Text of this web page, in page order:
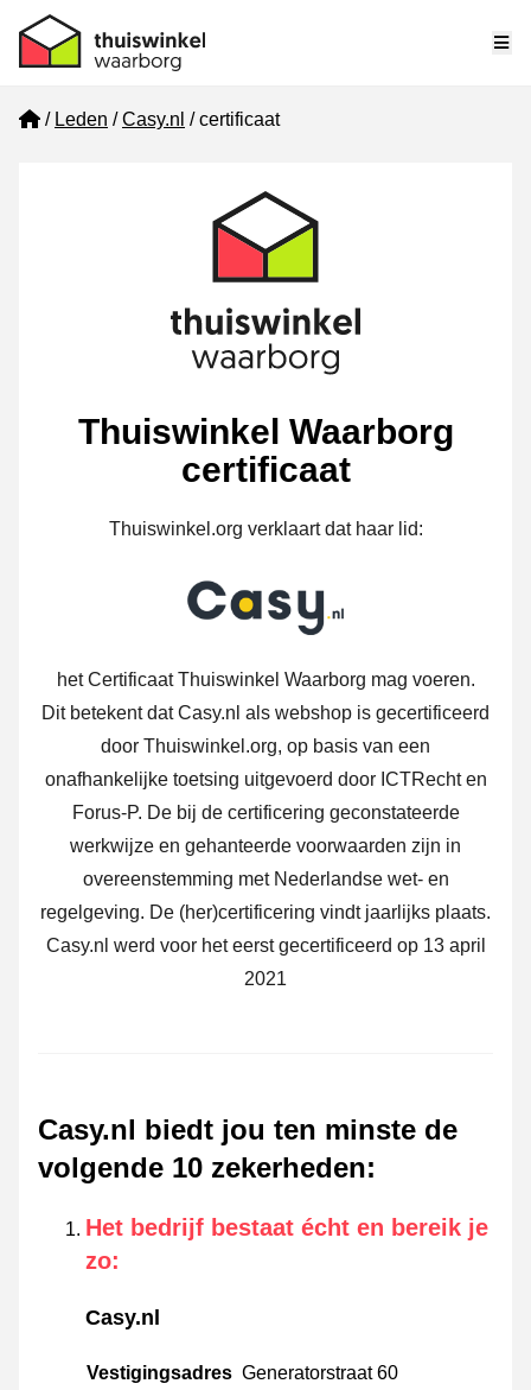
Home
Leden Casy.nl certificaat
Thuiswinkel Waarborg
certificaat
Thuiswinkel.org verklaart dat haar lid:
het Certificaat Thuiswinkel Waarborg mag voeren.
Dit betekent dat Casy.nl als webshop is gecertificeerd
door Thuiswinkel.org, op basis van een
onafhankelijke toetsing uitgevoerd door ICTRecht en
Forus-P. De bij de certificering geconstateerde
werkwijze en gehanteerde voorwaarden zijn in
overeenstemming met Nederlandse wet- en
regelgeving. De (her)certificering vindt jaarlijks plaats.
Casy.nl werd voor het eerst gecertificeerd op 13 april
2021
Casy.nl biedt jou ten minste de
volgende 10 zekerheden:
Het bedrijf bestaat écht en bereik je
zo:
Casy.nl
Vestigingsadres Generatorstraat 60